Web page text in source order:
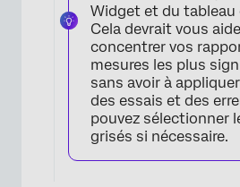
Widget et du tableau
Cela devrait vous
concentrer vos
mesures les plus
sans avoir à
des essais et des
pouvez sélectionner
grisés si nécessaire.